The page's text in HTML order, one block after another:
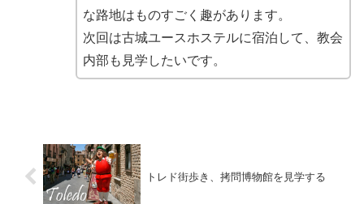
な路地はものすごく趣があります。
次回は古城ユースホステルに宿泊して、教会
内部も見学したいです。
トレド街歩き、拷問博物館を見学する